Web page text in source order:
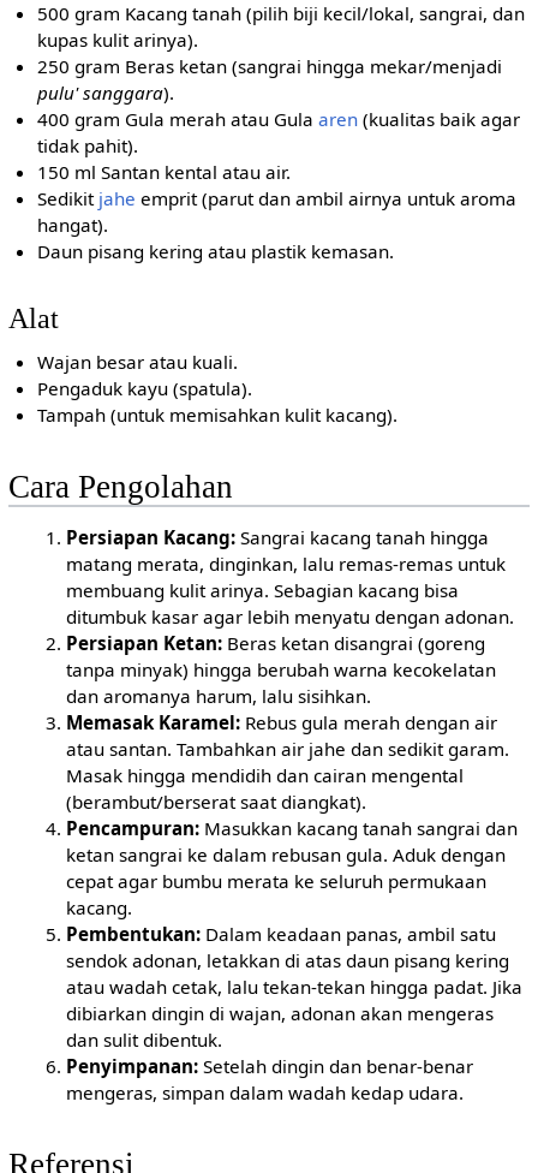
500 gram Kacang tanah (pilih biji kecil/lokal, sangrai, dan
kupas kulit arinya).
250 gram Beras ketan (sangrai hingga mekar/menjadi
pulu' sanggara).
400 gram Gula merah atau Gulaaren (kualitas baik agar
tidak pahit).
150 ml Santan kental atau air.
Sedikit jahe emprit (parut dan ambil airnya untuk aroma
hangat).
Daun pisang kering atau plastik kemasan.
Alat
Wajan besar atau kuali.
Pengaduk kayu (spatula).
Tampah (untuk memisahkan kulit kacang).
Cara Pengolahan
Persiapan Kacang: Sangrai kacang tanah hingga
matang merata, dinginkan, lalu remas-remas untuk
membuang kulit arinya. Sebagian kacang bisa
ditumbuk kasar agar lebih menyatu dengan adonan.
Persiapan Ketan: Beras ketan disangrai (goreng
tanpa minyak) hingga berubah warna kecokelatan
dan aromanya harum, lalu sisihkan.
Memasak Karamel: Rebus gula merah dengan air
atau santan. Tambahkan air jahe dan sedikit garam.
Masak hingga mendidih dan cairan mengental
(berambut/berserat saat diangkat).
Pencampuran: Masukkan kacang tanah sangrai dan
ketan sangrai ke dalam rebusan gula. Aduk dengan
cepat agar bumbu merata ke seluruh permukaan
kacang.
Pembentukan: Dalam keadaan panas, ambil satu
sendok adonan, letakkan di atas daun pisang kering
atau wadah cetak, lalu tekan-tekan hingga padat. Jika
dibiarkan dingin di wajan, adonan akan mengeras
dan sulit dibentuk.
Penyimpanan: Setelah dingin dan benar-benar
mengeras, simpan dalam wadah kedap udara.
Referensi